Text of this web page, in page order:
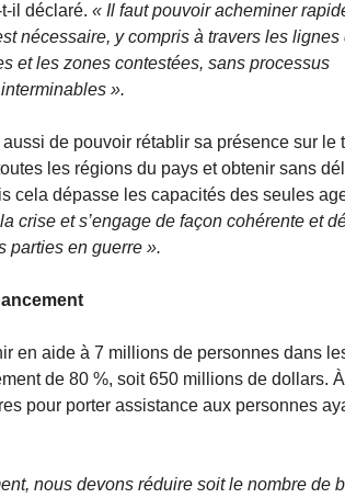
t-il déclaré. « Il faut pouvoir acheminer
nécessaire, y compris à travers les lignes
et les zones contestées, sans processus
».
aussi de pouvoir rétablir sa présence sur
les régions du pays et obtenir sans
cela dépasse les capacités des seules
crise et s’engage de façon cohérente et
parties en guerre ».
en aide à 7 millions de personnes dans
de 80 %, soit 650 millions de dollars.
pour porter assistance aux personnes
nous devons réduire soit le nombre de